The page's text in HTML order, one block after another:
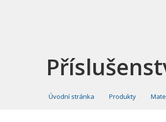
Úvodní stránka Produkty